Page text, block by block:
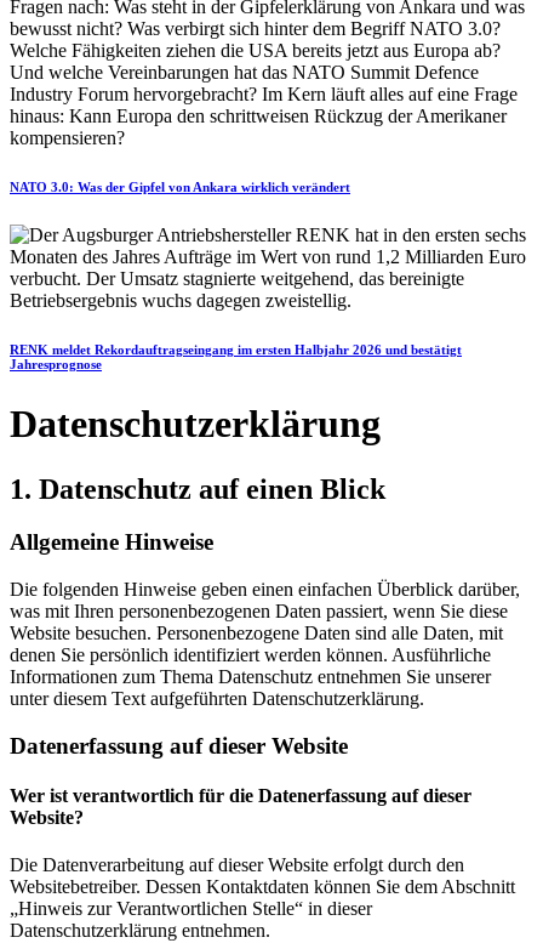
NATO 3.0: Was der Gipfel von Ankara wirklich verändert
RENK meldet Rekordauftragseingang im ersten Halbjahr 2026 und bestätigt
Jahresprognose
Datenschutzerklärung
1. Datenschutz auf einen Blick
Allgemeine Hinweise
Die folgenden Hinweise geben einen einfachen Überblick darüber,
was mit Ihren personenbezogenen Daten passiert, wenn Sie diese
Website besuchen. Personenbezogene Daten sind alle Daten, mit
denen Sie persönlich identifiziert werden können. Ausführliche
Informationen zum Thema Datenschutz entnehmen Sie unserer
unter diesem Text aufgeführten Datenschutzerklärung.
Datenerfassung auf dieser Website
Wer ist verantwortlich für die Datenerfassung auf dieser
Website?
Die Datenverarbeitung auf dieser Website erfolgt durch den
Websitebetreiber. Dessen Kontaktdaten können Sie dem Abschnitt
„Hinweis zur Verantwortlichen Stelle“ in dieser
Datenschutzerklärung entnehmen.